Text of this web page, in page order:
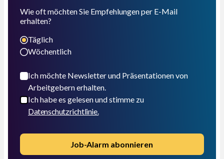
Wie oft möchten Sie Empfehlungen per E-Mail
erhalten?
Täglich
Wöchentlich
Ich möchte Newsletter und Präsentationen von
Arbeitgebern erhalten.
Ich habe es gelesen und stimme zu
Datenschutzrichtlinie.
Job-Alarm abonnieren